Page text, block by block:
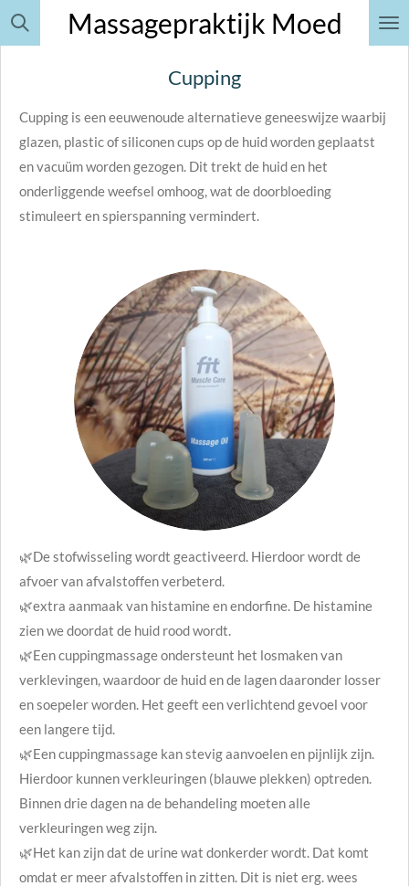
Ga
direct
hoofdinhoud
Massagepraktijk Moed
Cupping
Cupping is een eeuwenoude alternatieve geneeswijze waarbij
glazen, plastic of siliconen cups op de huid worden geplaatst
en vacuüm worden gezogen. Dit trekt de huid en het
onderliggende weefsel omhoog, wat de doorbloeding
stimuleert en spierspanning vermindert.
🌿De stofwisseling wordt geactiveerd. Hierdoor wordt de
afvoer van afvalstoffen verbeterd.
🌿extra aanmaak van histamine en endorfine. De histamine
zien we doordat de huid rood wordt.
🌿Een cuppingmassage ondersteunt het losmaken van
verklevingen, waardoor de huid en de lagen daaronder losser
en soepeler worden. Het geeft een verlichtend gevoel voor
een langere tijd.
🌿Een cuppingmassage kan stevig aanvoelen en pijnlijk zijn.
Hierdoor kunnen verkleuringen (blauwe plekken) optreden.
Binnen drie dagen na de behandeling moeten alle
verkleuringen weg zijn.
🌿Het kan zijn dat de urine wat donkerder wordt. Dat komt
omdat er meer afvalstoffen in zitten. Dit is niet erg. wees